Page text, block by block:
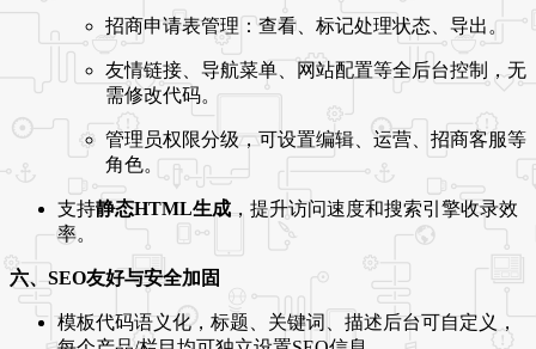
招商申请表管理：查看、标记处理状态、导出。
友情链接、导航菜单、网站配置等全后台控制，无
需修改代码。
管理员权限分级，可设置编辑、运营、招商客服等
角色。
支持静态HTML生成，提升访问速度和搜索引擎收录效
率。
六、SEO友好与安全加固
模板代码语义化，标题、关键词、描述后台可自定义，